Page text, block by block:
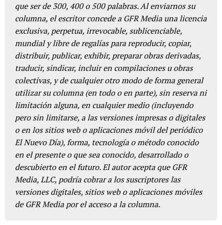
que ser de 300, 400 o 500 palabras. Al enviarnos su
columna, el escritor concede a GFR Media una licencia
exclusiva, perpetua, irrevocable, sublicenciable,
mundial y libre de regalías para reproducir, copiar,
distribuir, publicar, exhibir, preparar obras derivadas,
traducir, sindicar, incluir en compilaciones u obras
colectivas, y de cualquier otro modo de forma general
utilizar su columna (en todo o en parte), sin reserva ni
limitación alguna, en cualquier medio (incluyendo
pero sin limitarse, a las versiones impresas o digitales
o en los sitios web o aplicaciones móvil del periódico
El Nuevo Día), forma, tecnología o método conocido
en el presente o que sea conocido, desarrollado o
descubierto en el futuro. El autor acepta que GFR
Media, LLC, podría cobrar a los suscriptores las
versiones digitales, sitios web o aplicaciones móviles
de GFR Media por el acceso a la columna.